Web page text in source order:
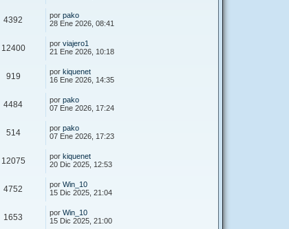
4392 por pako
28 Ene 2026, 08:41
12400 por viajero1
21 Ene 2026, 10:18
919 por kiquenet
16 Ene 2026, 14:35
4484 por pako
07 Ene 2026, 17:24
514 por pako
07 Ene 2026, 17:23
12075 por kiquenet
20 Dic 2025, 12:53
4752 por Win_10
15 Dic 2025, 21:04
1653 por Win_10
15 Dic 2025, 21:00